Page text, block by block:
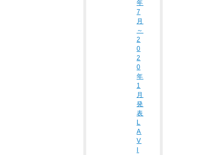
年
7
月
～
2
0
2
0
年
1
月
発
表
L
A
V